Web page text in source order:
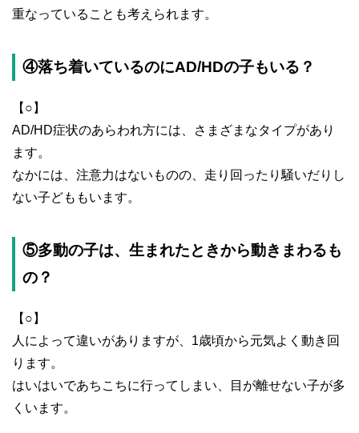
重なっていることも考えられます。
④落ち着いているのにAD/HDの子もいる？
【○】
AD/HD症状のあらわれ方には、さまざまなタイプがあり
ます。
なかには、注意力はないものの、走り回ったり騒いだりし
ない子どももいます。
⑤多動の子は、生まれたときから動きまわるも
の？
【○】
人によって違いがありますが、1歳頃から元気よく動き回
ります。
はいはいであちこちに行ってしまい、目が離せない子が多
くいます。